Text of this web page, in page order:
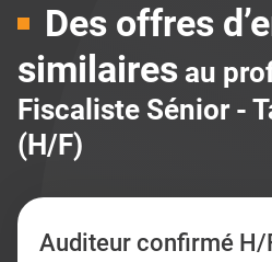
Des offres
similaires au
Fiscaliste Sénior -
(H/F)
Auditeur confirmé H/